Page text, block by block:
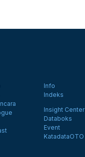
Info
Indeks
Insight Center
Databoks
Event
KatadataOTO